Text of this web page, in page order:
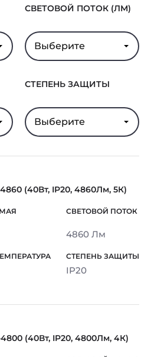
СВЕТОВОЙ ПОТОК (ЛМ)
Выберите
СТЕПЕНЬ ЗАЩИТЫ
Выберите
(40Вт, IP20, 4860Лм, 5К)
4860 Лм
IP20
(40Вт, IP20, 4800Лм, 4К)